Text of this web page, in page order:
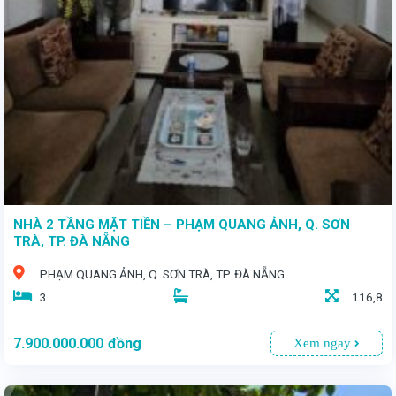
NHÀ 2 TẦNG MẶT TIỀN – PHẠM QUANG ẢNH, Q. SƠN
TRÀ, TP. ĐÀ NẴNG
PHẠM QUANG ẢNH, Q. SƠN TRÀ, TP. ĐÀ NẴNG
3
116,8
7.900.000.000 đồng Xem ngay